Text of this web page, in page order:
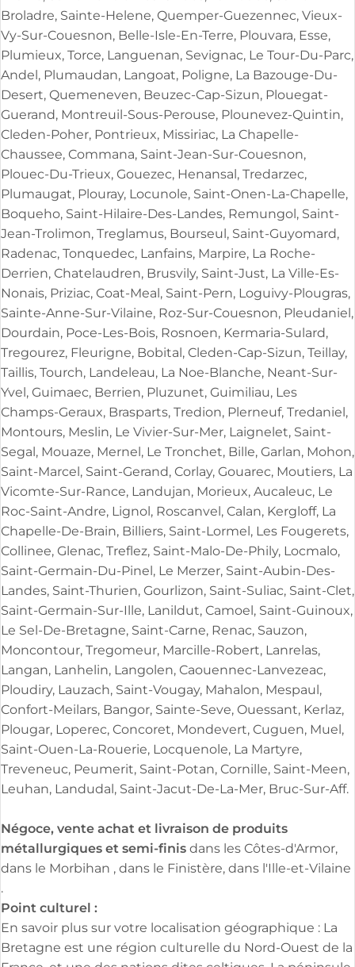
Négoce, vente achat et livraison de produits
métallurgiques et semi-finisdans les Côtes-d'Armor,
dans le Morbihan , dans le Finistère, dans l'Ille-et-Vilaine
.
Point culturel :
En savoir plus sur votre localisation géographique : La
Bretagne est une région culturelle du Nord-Ouest de la